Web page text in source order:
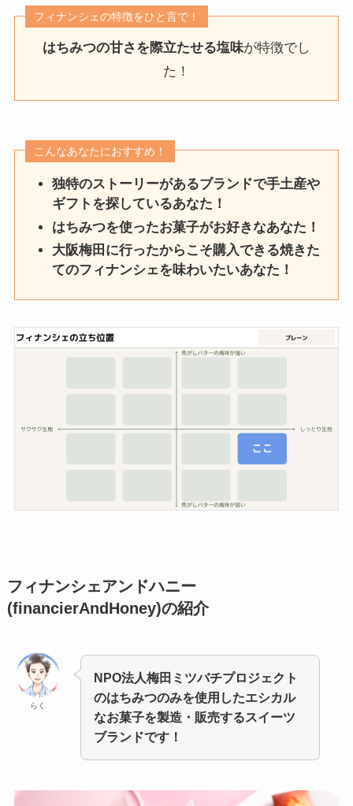
フィナンシェの特徴をひと言で！
はちみつの甘さを際立たせる塩味が特徴でし
た！
こんなあなたにおすすめ！
独特のストーリーがあるブランドで手土産や
ギフトを探しているあなた！
はちみつを使ったお菓子がお好きなあなた！
大阪梅田に行ったからこそ購入できる焼きた
てのフィナンシェを味わいたいあなた！
フィナンシェアンドハニー
(financierAndHoney)の紹介
らく
NPO法人梅田ミツバチプロジェクト
のはちみつのみを使用したエシカル
なお菓子を製造・販売するスイーツ
ブランドです！